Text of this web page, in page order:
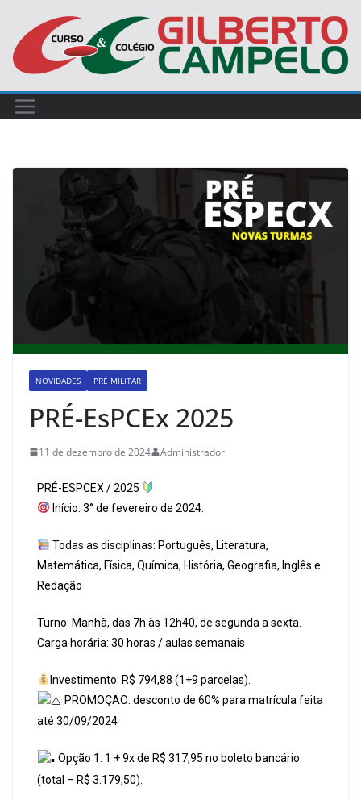
NOVIDADES PRÉ MILITAR
PRÉ-EsPCEx 2025
11 de dezembro de 2024 Administrador
PRÉ-ESPCEX / 2025
Início: 3° de fevereiro de 2024.
Todas as disciplinas: Português, Literatura,
Matemática, Física, Química, História, Geografia, Inglês e
Redação
Turno: Manhã, das 7h às 12h40, de segunda a sexta.
Carga horária: 30 horas / aulas semanais
Investimento: R$ 794,88 (1+9 parcelas).
PROMOÇÃO: desconto de 60% para matrícula feita
até 30/09/2024
Opção 1: 1 + 9x de R$ 317,95 no boleto bancário
(total – R$ 3.179,50).